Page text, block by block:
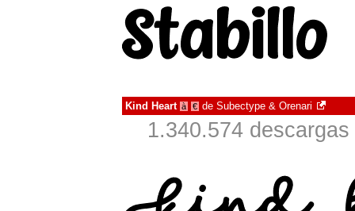
Kind Heart à € de Subectype & Orenari
1.340.574